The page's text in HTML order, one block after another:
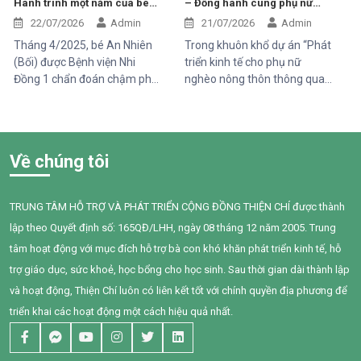
với các bạn cùng trang lứa.
Những điều tưởng như rất
bình thường đối với một đứa
trẻ lại là những cột mốc đầy
gian nan đối với em.
Hành trình một năm của bé
An Nhiên (Bối)
22/07/2026 Admin
Tháng 4/2025, bé An Nhiên
(Bối) được Bệnh viện Nhi
Đồng 1 chẩn đoán chậm phát
gặp nhiều khó khăn trong
đạt nhu cầu của mình. Sau
một năm can thiệp với sự
đồng hành tận tâm của các
cô giáo, sự kiên trì của gia
đình và nỗ lực không ngừng
của chính Bối, em đã có
những bước tiến đầy tự hào.
– Đồng hành cùng phụ nữ
phát triển sinh kế bền vững
21/07/2026 Admin
Trong khuôn khổ dự án “Phát
triển kinh tế cho phụ nữ
nghèo nông thôn thông qua
khỏe giai đoạn 2025–2028”
kiến thức về quản lý chi tiêu
trong gia đình cho 95 phụ nữ
tại xã Tân Thành,Hàm Thuận
Nam.
Về chúng tôi
TRUNG TÂM HỖ TRỢ VÀ PHÁT TRIỂN CỘNG ĐỒNG THIỆN CHÍ được thành
lập theo Quyết định số: 165QĐ/LHH, ngày 08 tháng 12 năm 2005. Trung
tâm hoạt động với mục đích hỗ trợ bà con khó khăn phát triển kinh tế, hỗ
trợ giáo dục, sức khoẻ, học bổng cho học sinh. Sau thời gian dài thành lập
và hoạt động, Thiện Chí luôn có liên kết tốt với chính quyền địa phương để
triển khai các hoạt động một cách hiệu quả nhất.